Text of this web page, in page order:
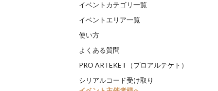
イベントカテゴリ一覧
イベントエリア一覧
使い方
よくある質問
PRO ARTEKET（プロアルテケト）
シリアルコード受け取り